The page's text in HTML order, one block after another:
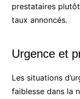
prestataires
taux annoncés.
Urgence et
Les situations
faiblesse dans la